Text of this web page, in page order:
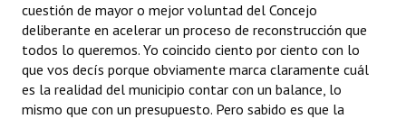
cuestión de mayor o mejor voluntad del Concejo
deliberante en acelerar un proceso de reconstrucción que
todos lo queremos. Yo coincido ciento por ciento con lo
que vos decís porque obviamente marca claramente cuál
es la realidad del municipio contar con un balance, lo
mismo que con un presupuesto. Pero sabido es que la